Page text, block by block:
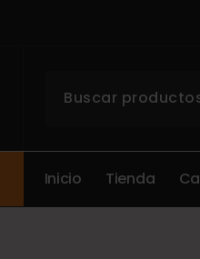
Inicio Tienda Ca